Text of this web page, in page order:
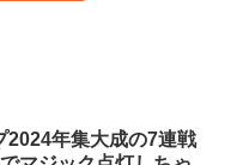
2024年集大成の7連戦